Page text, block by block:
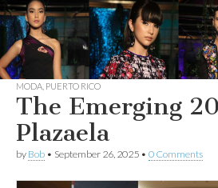
MODA PUERTO RICO
The Emerging
Plazaela
by Bob • September 26, 2025 • 0 Comments